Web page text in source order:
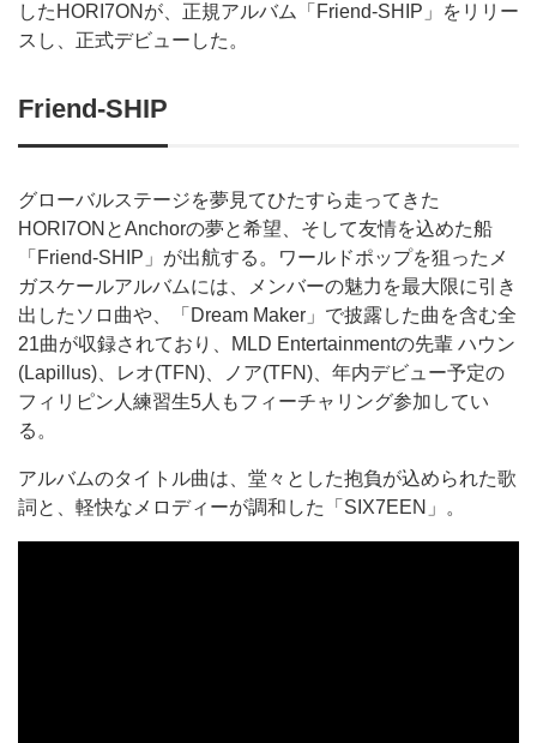
したHORI7ONが、正規アルバム「Friend-SHIP」をリリー
スし、正式デビューした。
Friend-SHIP
グローバルステージを夢見てひたすら走ってきた
HORI7ONとAnchorの夢と希望、そして友情を込めた船
「Friend-SHIP」が出航する。ワールドポップを狙ったメ
ガスケールアルバムには、メンバーの魅力を最大限に引き
出したソロ曲や、「Dream Maker」で披露した曲を含む全
21曲が収録されており、MLD Entertainmentの先輩 ハウン
(Lapillus)、レオ(TFN)、ノア(TFN)、年内デビュー予定の
フィリピン人練習生5人もフィーチャリング参加してい
る。
アルバムのタイトル曲は、堂々とした抱負が込められた歌
詞と、軽快なメロディーが調和した「SIX7EEN」。